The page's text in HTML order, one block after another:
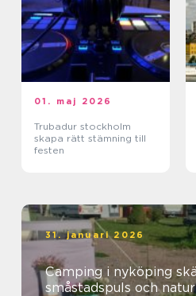
01. maj 2026
Trubadur stockholm
skapa rätt stämning till
festen
31. januari 2026
Camping i nyköping skärgårdskänsla,
småstadspuls och